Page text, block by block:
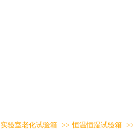
实验室老化试验箱 >> 恒温恒湿试验箱